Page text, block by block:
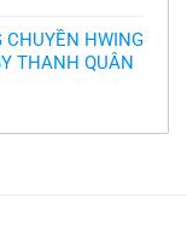
CHUYỀN HWING
THANH QUÂN